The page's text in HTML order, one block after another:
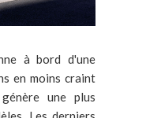
à bord d'une
en moins craint
une plus